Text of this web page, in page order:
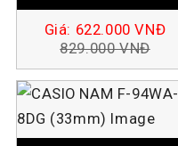
Giá: 622.000VNĐ
829.000VNĐ